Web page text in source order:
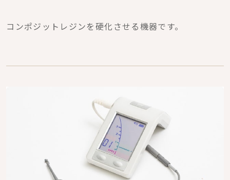
コンポジットレジンを硬化させる機器です。